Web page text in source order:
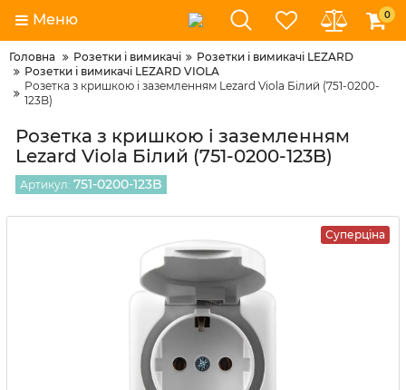
Меню 0
Головна Розетки і вимикачі
Розетки і вимикачі LEZARD
Розетки і вимикачі LEZARD VIOLA
Розетка з кришкою і заземленням Lezard Viola Білий (751-0200-
123B)
Розетка з кришкою і заземленням
Lezard Viola Білий (751-0200-123B)
Артикул: 751-0200-123B
Суперціна